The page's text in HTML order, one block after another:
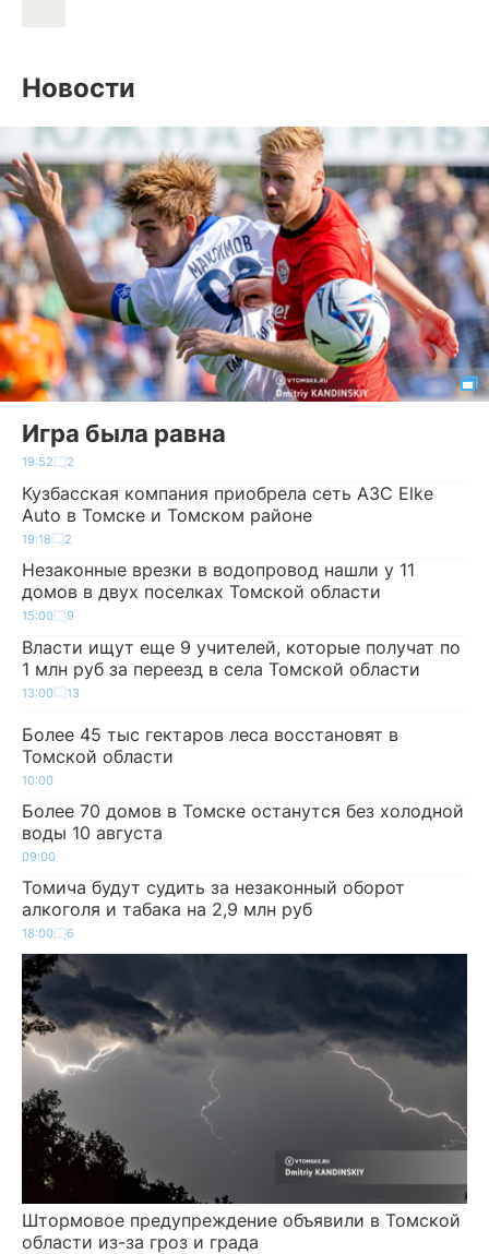
Новости
Игра была равна
19:52 2
Кузбасская компания приобрела сеть АЗС Elke
Auto в Томске и Томском районе
19:18 2
Незаконные врезки в водопровод нашли у 11
домов в двух поселках Томской области
15:00 9
Власти ищут еще 9 учителей, которые получат по
1 млн руб за переезд в села Томской области
13:00 13
Более 45 тыс гектаров леса восстановят в
Томской области
10:00
Более 70 домов в Томске останутся без холодной
воды 10 августа
09:00
Томича будут судить за незаконный оборот
алкоголя и табака на 2,9 млн руб
18:00 6
Штормовое предупреждение объявили в Томской
области из-за гроз и града